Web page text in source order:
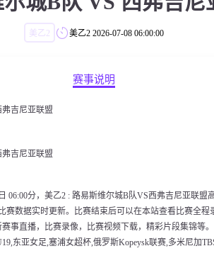
美乙2 美乙2 2026-07-08 06:00:00
赛事说明
弗吉尼亚联盟
弗吉尼亚联盟
06:00分，美乙2 : 路易斯维尔城B队VS西弗吉尼亚联
数据实时更新。比赛结束后可以在本站查看比赛全程
事直播，比赛录像，比赛视频下载，精彩片段集锦等
东亚女足,塞浦女超杯,俄罗斯Kopeysk联赛,多米尼加